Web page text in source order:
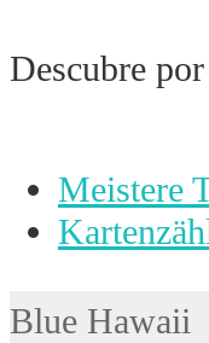
Descubre
vorheriger
Beitrag:
Meistere
Nächster
Blue Hawaii